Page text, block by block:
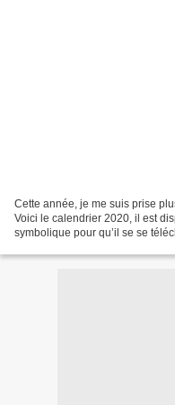
Cette année, je me suis prise
Voici le calendrier 2020, il est
symbolique pour qu’il se se